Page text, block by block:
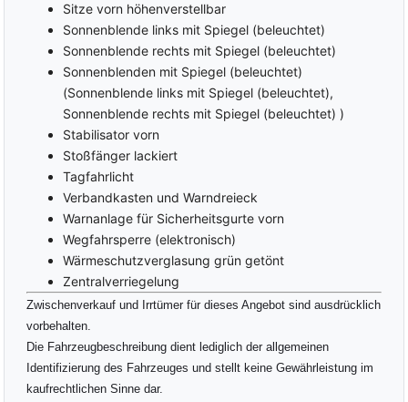
Sitze vorn höhenverstellbar
Sonnenblende links mit Spiegel (beleuchtet)
Sonnenblende rechts mit Spiegel (beleuchtet)
Sonnenblenden mit Spiegel (beleuchtet)
(Sonnenblende links mit Spiegel (beleuchtet),
Sonnenblende rechts mit Spiegel (beleuchtet) )
Stabilisator vorn
Stoßfänger lackiert
Tagfahrlicht
Verbandkasten und Warndreieck
Warnanlage für Sicherheitsgurte vorn
Wegfahrsperre (elektronisch)
Wärmeschutzverglasung grün getönt
Zentralverriegelung
Zwischenverkauf und Irrtümer für dieses Angebot sind ausdrücklich
vorbehalten.
Die Fahrzeugbeschreibung dient lediglich der allgemeinen
Identifizierung des Fahrzeuges und stellt keine Gewährleistung im
kaufrechtlichen Sinne dar.